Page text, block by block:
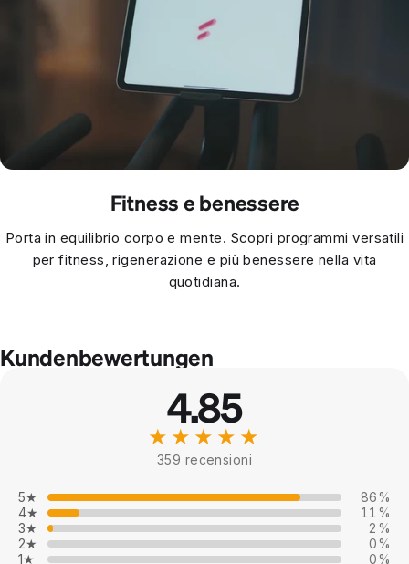
Fitness e benessere
Porta in equilibrio corpo e mente. Scopri programmi versatili
per fitness, rigenerazione e più benessere nella vita
quotidiana.
Kundenbewertungen
4.85
★★★★★
359 recensioni
5★
86%
4★
11%
3★
2%
2★
0%
1★
0%